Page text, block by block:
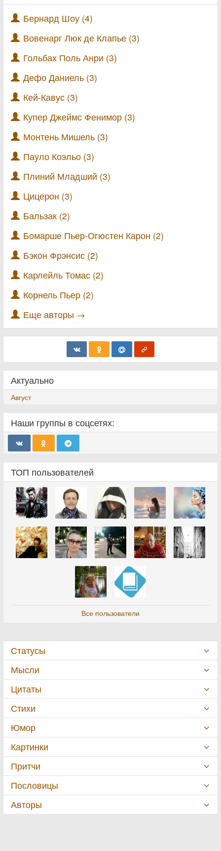
Бернард Шоу (4)
Вовенарг Люк де Клапье (3)
Гольбах Поль Анри (3)
Дефо Даниель (3)
Кей-Кавус (3)
Купер Джеймс Фенимор (3)
Монтень Мишель (3)
Пауло Коэльо (3)
Плиний Младший (3)
Цицерон (3)
Бальзак (2)
Бомарше Пьер-Огюстен Карон (2)
Бэкон Фрэнсис (2)
Карлейль Томас (2)
Корнель Пьер (2)
Еще авторы →
Актуально
Август
Наши группы в соцсетях:
ТОП пользователей
Все пользователи
Статусы
Мысли
Цитаты
Стихи
Юмор
Картинки
Притчи
Пословицы
Авторы